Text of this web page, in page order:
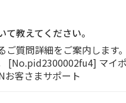
教えてください。
質問詳細をご案内します
[No.pid2300002fu4] マイ
お客さまサポート